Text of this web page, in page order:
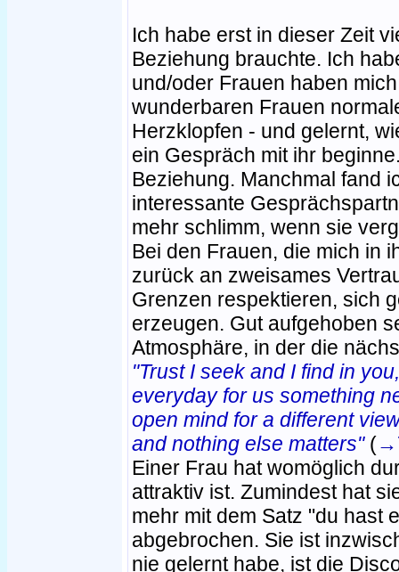
Ich habe erst in dieser Zeit
Beziehung brauchte. Ich
und/oder Frauen haben
wunderbaren Frauen
Herzklopfen - und gelernt,
ein Gespräch mit ihr
Beziehung. Manchmal fand
interessante
mehr schlimm, wenn sie
Bei den Frauen, die mich in
zurück an zweisames
Grenzen respektieren, sich
erzeugen. Gut aufgehoben
Atmosphäre, in der die
"Trust I seek and I find in you,
everyday for us something
open mind for a different
and nothing else matters"(
Einer Frau hat womöglich
attraktiv ist. Zumindest hat
mehr mit dem Satz "du hast
abgebrochen. Sie ist
nie gelernt habe, ist die